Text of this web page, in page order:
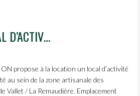
A LOUER – LOCAL D’ACTIVITÉS – VALLET
propose à la location un local d’activité
au sein de la zone artisanale des
Vallet / La Remaudière. Emplacement